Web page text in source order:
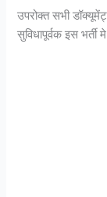
उपरोक्त सभी
सुविधापूर्वक इस